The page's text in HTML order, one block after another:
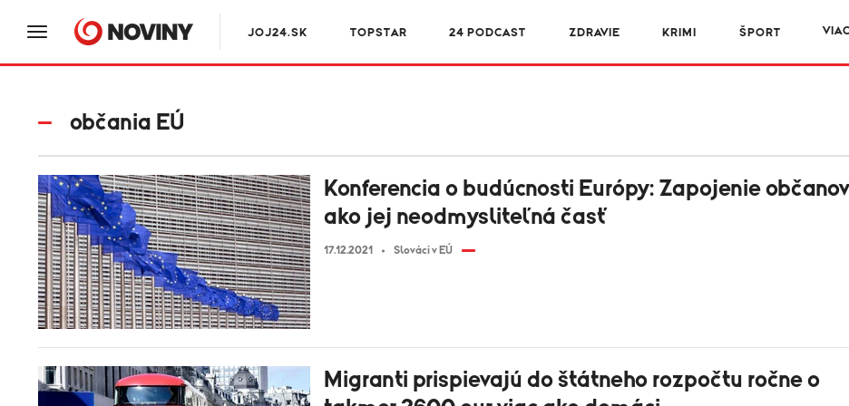
JOJ24.SK TOPSTAR 24 PODCAST ZDRAVIE KRIMI ŠPORT VIAC
občania EÚ
Konferencia o budúcnosti Európy: Zapojenie
ako jej neodmysliteľná časť
17.12.2021 Slováci v EÚ
Migranti prispievajú do štátneho rozpočtu ročne o